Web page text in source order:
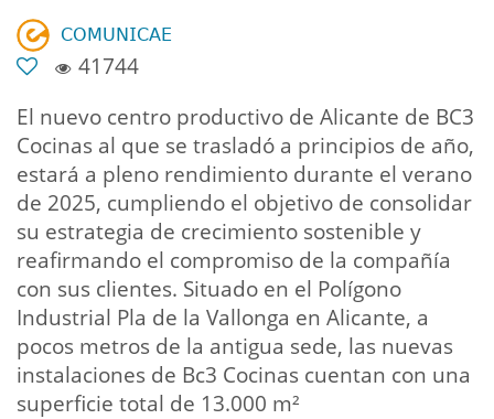
𝖢𝖮𝖬𝖴𝖭𝖨𝖢𝖠𝖤
41744
El nuevo centro productivo de Alicante de BC3
Cocinas al que se trasladó a principios de año,
estará a pleno rendimiento durante el verano
de 2025, cumpliendo el objetivo de consolidar
su estrategia de crecimiento sostenible y
reafirmando el compromiso de la compañía
con sus clientes. Situado en el Polígono
Industrial Pla de la Vallonga en Alicante, a
pocos metros de la antigua sede, las nuevas
instalaciones de Bc3 Cocinas cuentan con una
superficie total de 13.000 m²